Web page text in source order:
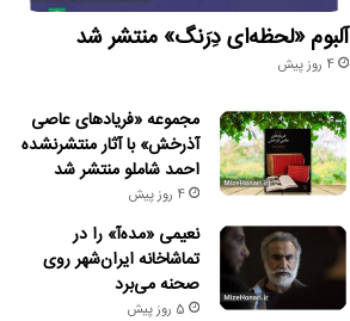
آلبوم «لحظه‌ای دِرَنگ» منتشر شد
4 روز پیش
مجموعه «فریادهای عاصی
آذرخش» با آثار منتشرنشده
احمد شاملو منتشر شد
4 روز پیش
نعیمی «مده‌آ» را در
تماشاخانه ایران‌شهر روی
صحنه می‌برد
5 روز پیش